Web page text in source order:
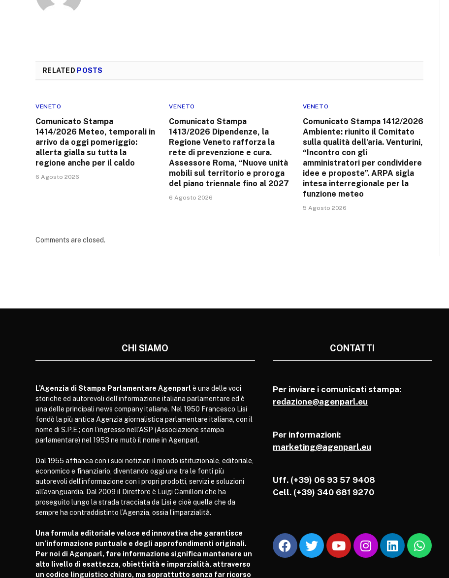
RELATED POSTS
VENETO
Comunicato Stampa
1414/2026 Meteo, temporali in
arrivo da oggi pomeriggio:
allerta gialla su tutta la
regione anche per il caldo
6 Agosto 2026
VENETO
Comunicato Stampa
1413/2026 Dipendenze, la
Regione Veneto rafforza la
rete di prevenzione e cura.
Assessore Roma, “Nuove unità
mobili sul territorio e proroga
del piano triennale fino al 2027
6 Agosto 2026
VENETO
Comunicato Stampa 1412/2026
Ambiente: riunito il Comitato
sulla qualità dell’aria. Venturini,
“Incontro con gli
amministratori per condividere
idee e proposte”. ARPA sigla
intesa interregionale per la
funzione meteo
5 Agosto 2026
Comments are closed.
CHI SIAMO
L’Agenzia di Stampa Parlamentare Agenparl è una delle voci
storiche ed autorevoli dell’informazione italiana parlamentare ed è
una delle principali news company italiane. Nel 1950 Francesco Lisi
fondò la più antica Agenzia giornalistica parlamentare italiana, con il
nome di S.P.E.; con l’ingresso nell’ASP (Associazione stampa
parlamentare) nel 1953 ne mutò il nome in Agenparl.
Dal 1955 affianca con i suoi notiziari il mondo istituzionale, editoriale,
economico e finanziario, diventando oggi una tra le fonti più
autorevoli dell’informazione con i propri prodotti, servizi e soluzioni
all’avanguardia. Dal 2009 il Direttore è Luigi Camilloni che ha
proseguito lungo la strada tracciata da Lisi e cioè quella che da
sempre ha contraddistinto l’Agenzia, ossia l’imparzialità.
Una formula editoriale veloce ed innovativa che garantisce
un’informazione puntuale e degli approfondimenti originali.
Per noi di Agenparl, fare informazione significa mantenere un
alto livello di esattezza, obiettività e imparzialità, attraverso
un codice linguistico chiaro, ma soprattutto senza far ricorso
CONTATTI
Per inviare i comunicati stampa:
redazione@agenparl.eu
Per informazioni:
marketing@agenparl.eu
Uff. (+39) 06 93 57 9408
Cell. (+39) 340 681 9270